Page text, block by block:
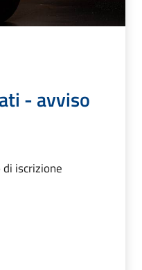
- avviso
iscrizione